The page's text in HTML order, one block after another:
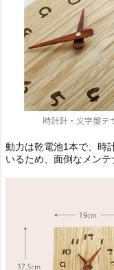
動力は乾電池1本で、時
いるため、面倒なメンテ